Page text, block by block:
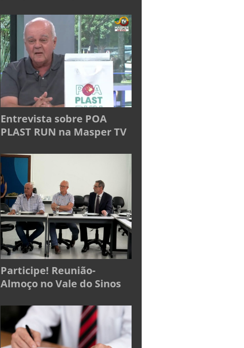
Entrevista sobre POA
PLAST RUN na Masper TV
Participe! Reunião-
Almoço no Vale do Sinos